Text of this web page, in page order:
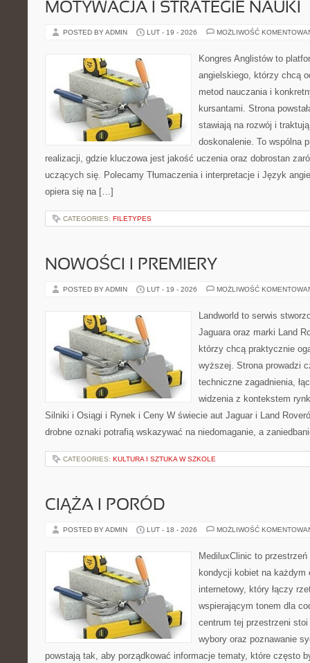
MOTYWACJA I STRATEGIE NAUKI
POSTED BY ADMIN LUT - 19 - 2026 MOŻLIWOŚĆ
Kongres Anglistów to
angielskiego, którzy chcą
metod nauczania i
kursantami. Strona
stawiają na rozwój i
doskonalenie. To wspólna
realizacji, gdzie kluczowa jest jakość uczenia oraz dobrostan
uczących się. Polecamy Tłumaczenia i interpretacje i Język
opiera się na […]
CATEGORIES: FILETYPES
NOWOŚCI I PREMIERY
POSTED BY ADMIN LUT - 19 - 2026 MOŻLIWOŚĆ
Landworld to serwis
Jaguara oraz marki Land
którzy chcą praktycznie
wyższej. Strona prowadzi
techniczne zagadnienia,
widzenia z kontekstem
Silniki i Osiągi i Rynek i Ceny W świecie aut Jaguar i Land
drobne oznaki potrafią wskazywać na niedomaganie, a
CATEGORIES: KULTURA I SZTUKA W SZKOLE
CIĄŻA I PORÓD
POSTED BY ADMIN LUT - 18 - 2026 MOŻLIWOŚĆ
MediluxClinic to
kondycji kobiet na każdym
internetowy, który łączy
wspierającym tonem dla
centrum tej przestrzeni
wybory oraz poznawanie
powstają tak, aby porządkować informacje tematy, które często